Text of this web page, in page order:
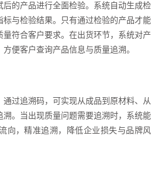
的产品进行全面检验。系统自动生成检
与检验结果。只有通过检验的产品才能
符合客户要求。在出货环节，系统对产
便客户查询产品信息与质量追溯。
过追溯码，可实现从成品到原材料、从
。当出现质量问题需要追溯时，系统能
向，精准追溯，降低企业损失与品牌风